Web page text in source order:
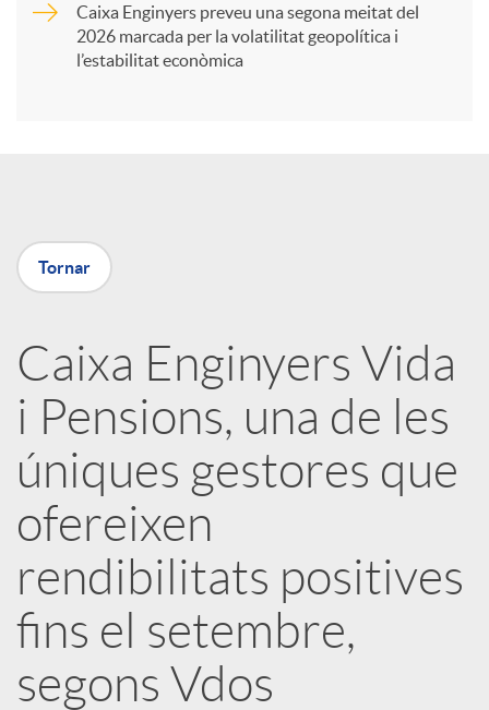
X
r
x
e
s
S
Caixa Enginyers preveu una segona meitat del
2026 marcada per la volatilitat geopolítica i
l’estabilitat econòmica
Tornar
Caixa Enginyers Vida
i Pensions, una de les
úniques gestores que
ofereixen
rendibilitats positives
fins el setembre,
segons Vdos